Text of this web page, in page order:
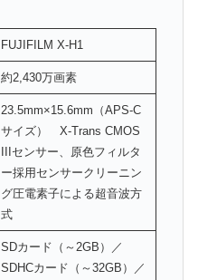
FUJIFILM X-H1
約2,430万画素
23.5mm×15.6mm（APS-C
サイズ） X-Trans CMOS
IIIセンサー、原色フィルタ
ー採用センサークリーニン
グ圧電素子による超音波方
式
SDカード（～2GB）／
SDHCカード（～32GB）／